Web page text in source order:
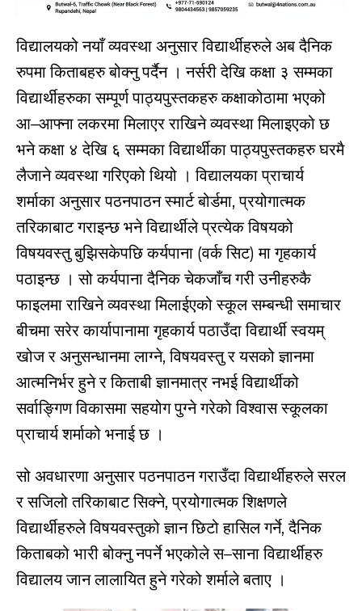
विद्यालयको नयाँ व्यवस्था अनुसार विद्यार्थीहरुले अब दैनिक
रुपमा किताबहरु बोक्नु पर्दैन । नर्सरी देखि कक्षा ३ सम्मका
विद्यार्थीहरुका सम्पूर्ण पाठ्यपुस्तकहरु कक्षाकोठामा भएको
आ–आफ्ना लकरमा मिलाएर राखिने व्यवस्था मिलाइएको छ
भने कक्षा ४ देखि ६ सम्मका विद्यार्थीका पाठ्यपुस्तकहरु घरमै
लैजाने व्यवस्था गरिएको थियो । विद्यालयका प्राचार्य
शर्माका अनुसार पठनपाठन स्मार्ट बोर्डमा, प्रयोगात्मक
तरिकाबाट गराइन्छ भने विद्यार्थीले प्रत्येक विषयको
विषयवस्तु बुझिसकेपछि कर्यपाना (वर्क सिट) मा गृहकार्य
पठाइन्छ । सो कर्यपाना दैनिक चेकजाँच गरी उनीहरुकै
फाइलमा राखिने व्यवस्था मिलाईएको स्कूल सम्बन्धी समाचार
बीचमा सरेर कार्यापानामा गृहकार्य पठाउँदा विद्यार्थी स्वयम्
खोज र अनुसन्धानमा लाग्ने, विषयवस्तु र यसको ज्ञानमा
आत्मनिर्भर हुने र किताबी ज्ञानमात्र नभई विद्यार्थीको
सर्वाङ्गिण विकासमा सहयोग पुग्ने गरेको विश्वास स्कूलका
प्राचार्य शर्माको भनाई छ ।
सो अवधारणा अनुसार पठनपाठन गराउँदा विद्यार्थीहरुले सरल
र सजिलो तरिकाबाट सिक्ने, प्रयोगात्मक शिक्षणले
विद्यार्थीहरुले विषयवस्तुको ज्ञान छिटो हासिल गर्ने, दैनिक
किताबको भारी बोक्नु नपर्ने भएकोले स–साना विद्यार्थीहरु
विद्यालय जान लालायित हुने गरेको शर्माले बताए ।